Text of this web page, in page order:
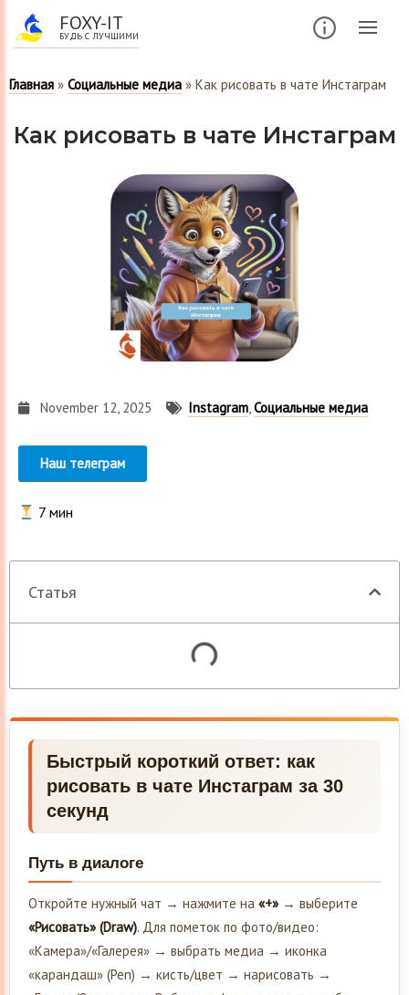
FOXY-IT
БУДЬ С ЛУЧШИМИ
Главная » Социальные медиа » Как рисовать в чате Инстаграм
Как рисовать в чате Инстаграм
November 12, 2025 Instagram,Социальные медиа
Наш телеграм
7 мин
Статья
Быстрый короткий ответ: как
рисовать в чате Инстаграм за 30
секунд
Путь в диалоге
Откройте нужный чат → нажмите на «+»→ выберите
«Рисовать» (Draw). Для пометок по фото/видео:
«Камера»/«Галерея» → выбрать медиа → иконка
«карандаш» (Pen) → кисть/цвет → нарисовать →